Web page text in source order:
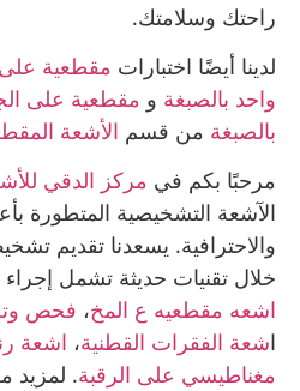
راحتك وسلامتك.
لدينا أيضًا اختبارات مقطعية على
واحد بالصبغة و مقطعية على
بالصبغة من قسم الأﺷﻌﺔ
مرحبًا بكم في مركز الدقي
الآشعة التشخيصية المتطورة
والاحترافية. يسعدنا تقديم
خلال تقنيات حديثة تشمل إجراء
اشعه مقطعيه ع المخ، فحص
اشعة الفقرات القطنية، اشعة
مغناطيسي على الرقبة. لمزيد